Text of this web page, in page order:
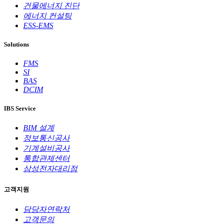
건물에너지 진단
에너지 컨설팅
ESS-EMS
Solutions
FMS
SI
BAS
DCIM
IBS Service
BIM 설계
정보통신공사
기계설비공사
통합관제센터
삼성전자대리점
고객지원
담당자연락처
고객문의